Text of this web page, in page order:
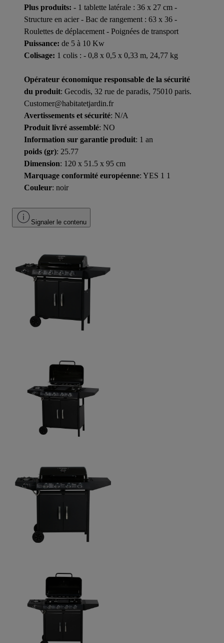
Plus produits: - 1 tablette latérale : 36 x 27 cm -
Structure en acier - Bac de rangement : 63 x 36 -
Roulettes de déplacement - Poignées de transport
Puissance: de 5 à 10 Kw
Colisage: 1 colis : - 0,8 x 0,5 x 0,33 m, 24,77 kg
Opérateur économique responsable de la sécurité
du produit: Gecodis, 32 rue de paradis, 75010 paris.
Customer@habitatetjardin.fr
Avertissements et sécurité: N/A
Produit livré assemblé: NO
Information sur garantie produit: 1 an
poids (gr): 25.77
Dimension: 120 x 51.5 x 95 cm
Marquage conformité européenne: YES 1 1
Couleur: noir
Signaler le contenu